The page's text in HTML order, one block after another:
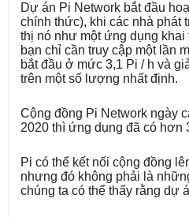
Dự án Pi Network bắt đầu
chính thức), khi các nhà phát
thị nó như một ứng dụng
bạn chỉ cần truy cập một lần
bắt đầu ở mức 3,1 Pi / h và
trên một số lượng nhất định.
Cộng đồng Pi Network ngày
2020 thì ứng dụng đã có hơn
Pi có thể kết nối cộng đồng
nhưng đó không phải là
chúng ta có thể thấy rằng dự